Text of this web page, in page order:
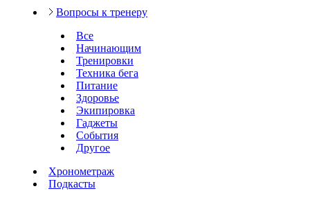
Вопросы к тренеру
Все
Начинающим
Тренировки
Техника бега
Питание
Здоровье
Экипировка
Гаджеты
События
Другое
Хронометраж
Подкасты